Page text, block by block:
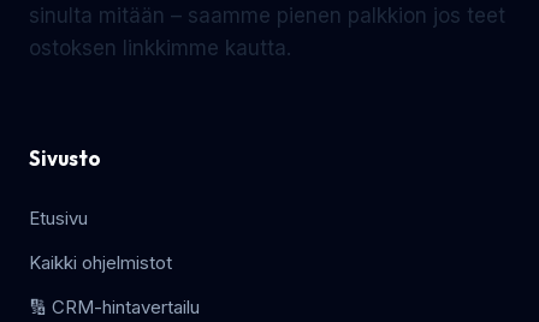
sinulta mitään – saamme pienen palkkion jos teet
ostoksen linkkimme kautta.
Sivusto
Etusivu
Kaikki ohjelmistot
🔢 CRM-hintavertailu